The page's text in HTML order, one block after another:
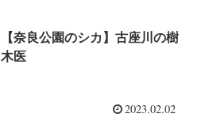
【奈良公園のシカ】古座川の樹
木医
2023.02.02